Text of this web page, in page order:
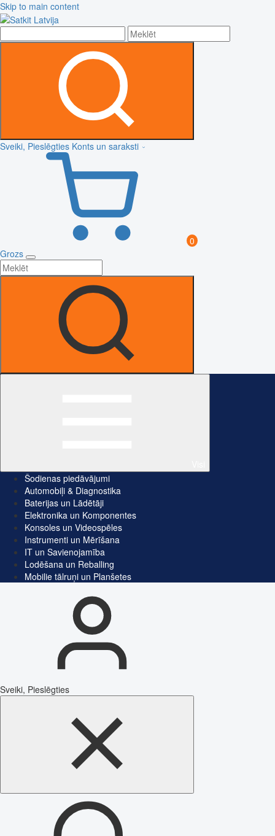
Skip to main content
Sveiki, Pieslēgties Konts un saraksti
0
Grozs
Šodienas piedāvājumi
Automobiļi & Diagnostika
Baterijas un Lādētāji
Elektronika un Komponentes
Konsoles un Videospēles
Instrumenti un Mērīšana
IT un Savienojamība
Lodēšana un Reballing
Mobilie tālruņi un Planšetes
Sveiki, Pieslēgties